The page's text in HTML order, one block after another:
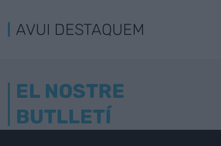
AVUI DESTAQUEM
EL NOSTRE
BUTLLETÍ